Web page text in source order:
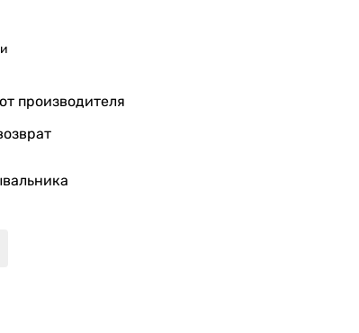
производителя